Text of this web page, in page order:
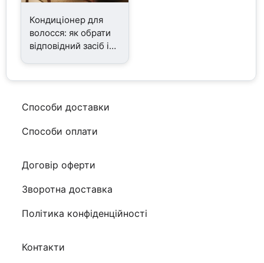
Кондиціонер для
волосся: як обрати
відповідний засіб і
Способи доставки
Способи оплати
Договір оферти
Зворотна доставка
Політика конфіденційності
Контакти